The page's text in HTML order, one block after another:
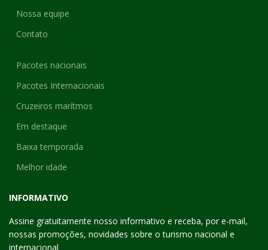
Nossa equipe
Contato
Pacotes nacionais
Pacotes Internacionais
Cruzeiros marítmos
Em destaque
Baixa temporada
Melhor idade
INFORMATIVO
Assine gratuitamente nosso informativo e receba, por e-mail,
nossas promoções, novidades sobre o turismo nacional e
internacional